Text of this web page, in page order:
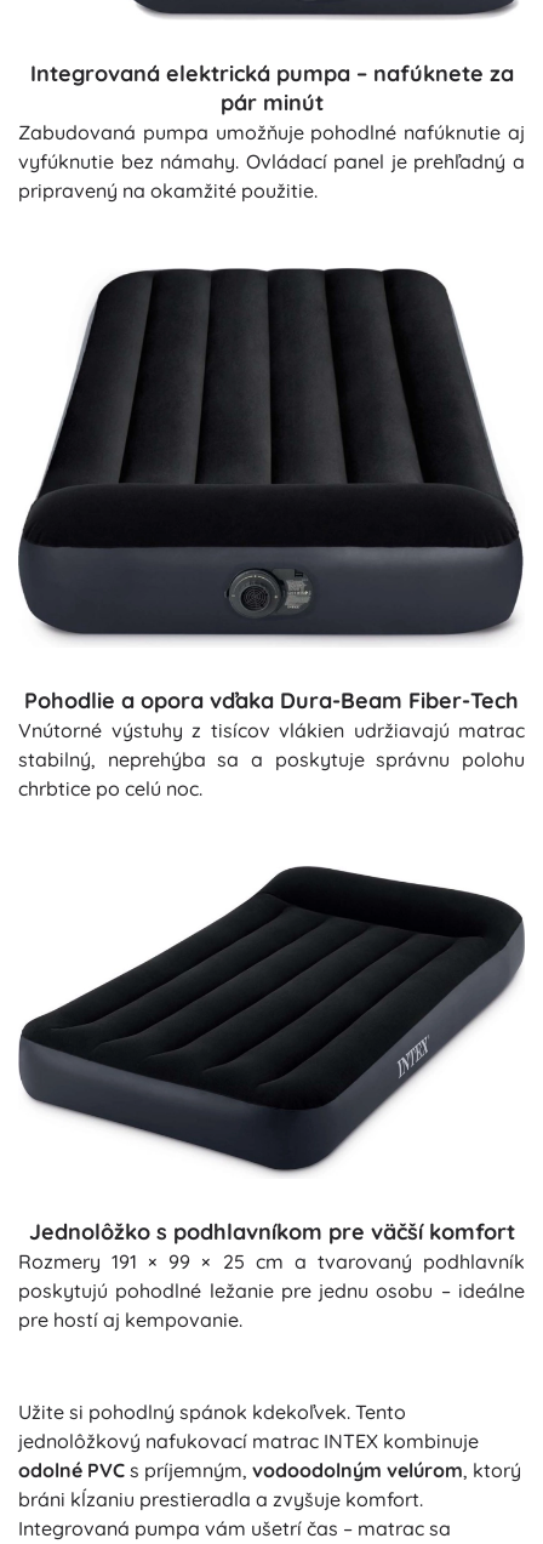
Integrovaná elektrická pumpa – nafúknete za
pár minút
Zabudovaná pumpa umožňuje pohodlné nafúknutie aj
vyfúknutie bez námahy. Ovládací panel je prehľadný a
pripravený na okamžité použitie.
Pohodlie a opora vďaka Dura-Beam Fiber-Tech
Vnútorné výstuhy z tisícov vlákien udržiavajú matrac
stabilný, neprehýba sa a poskytuje správnu polohu
chrbtice po celú noc.
Jednolôžko s podhlavníkom pre väčší komfort
Rozmery 191 × 99 × 25 cm a tvarovaný podhlavník
poskytujú pohodlné ležanie pre jednu osobu – ideálne
pre hostí aj kempovanie.
Užite si pohodlný spánok kdekoľvek. Tento
jednolôžkový nafukovací matrac INTEX kombinuje
odolné PVC s príjemným, vodoodolným velúrom, ktorý
bráni kĺzaniu prestieradla a zvyšuje komfort.
Integrovaná pumpa vám ušetrí čas – matrac sa